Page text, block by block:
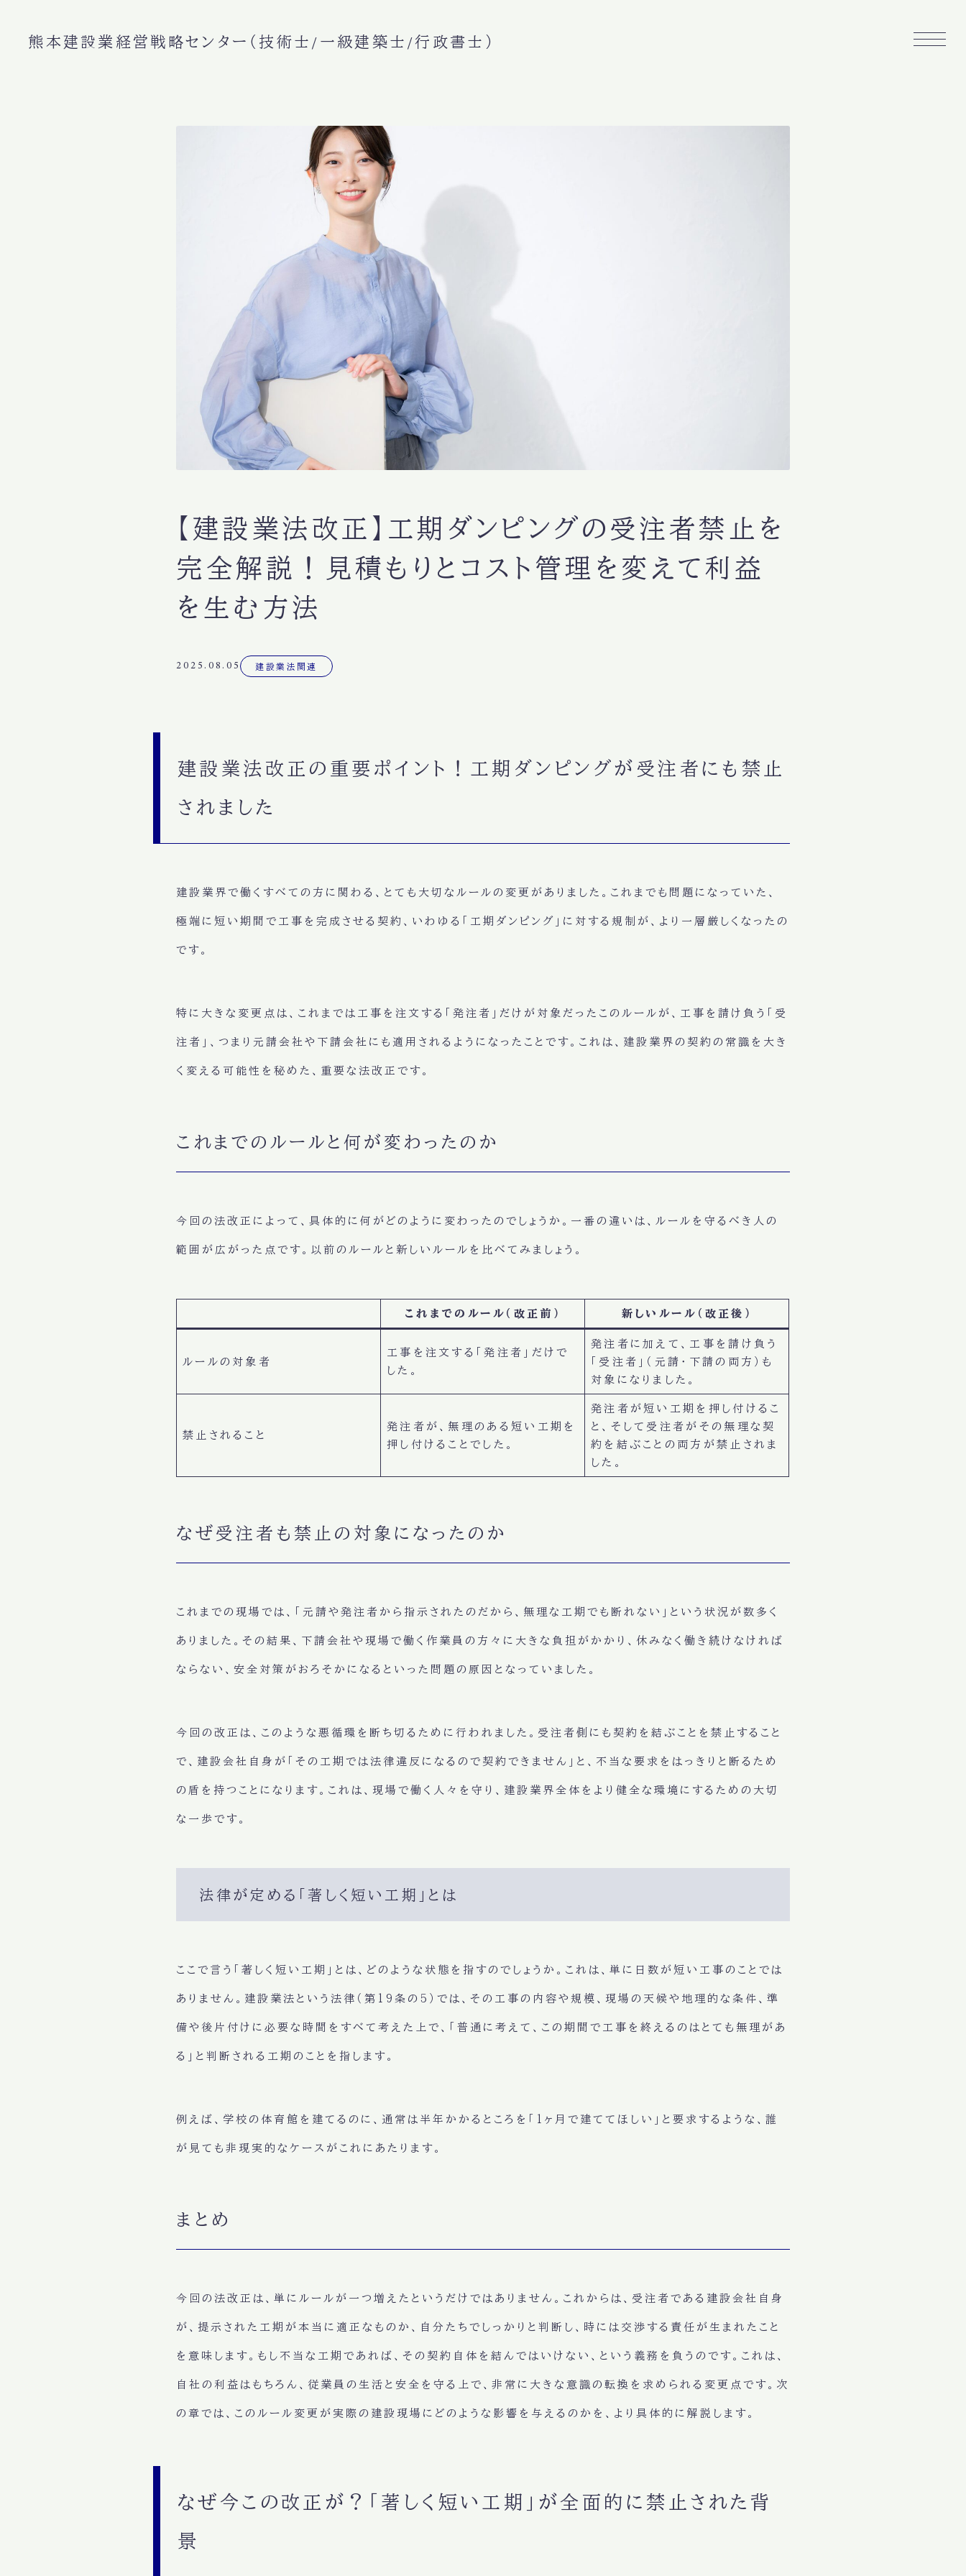
熊本建設業経営戦略センター（技術士/一級建築士/行政書士）
【建設業法改正】工期ダンピングの受注者禁止を
完全解説！見積もりとコスト管理を変えて利益
を生む方法
2025.08.05 建設業法関連
建設業法改正の重要ポイント！工期ダンピングが受注者にも禁止
されました
建設業界で働くすべての方に関わる、とても大切なルールの変更がありました。これまでも問題になっていた、
極端に短い期間で工事を完成させる契約、いわゆる「工期ダンピング」に対する規制が、より一層厳しくなったの
です。
特に大きな変更点は、これまでは工事を注文する「発注者」だけが対象だったこのルールが、工事を請け負う「受
注者」、つまり元請会社や下請会社にも適用されるようになったことです。これは、建設業界の契約の常識を大き
く変える可能性を秘めた、重要な法改正です。
これまでのルールと何が変わったのか
今回の法改正によって、具体的に何がどのように変わったのでしょうか。一番の違いは、ルールを守るべき人の
範囲が広がった点です。以前のルールと新しいルールを比べてみましょう。
これまでのルール（改正前） 新しいルール（改正後）
ルールの対象者
工事を注文する「発注者」だけで
した。
発注者に加えて、工事を請け負う
「受注者」（元請・下請の両方）も
対象になりました。
禁止されること
発注者が、無理のある短い工期を
押し付けることでした。
発注者が短い工期を押し付けるこ
と、そして受注者がその無理な契
約を結ぶことの両方が禁止されま
した。
なぜ受注者も禁止の対象になったのか
これまでの現場では、「元請や発注者から指示されたのだから、無理な工期でも断れない」という状況が数多く
ありました。その結果、下請会社や現場で働く作業員の方々に大きな負担がかかり、休みなく働き続けなければ
ならない、安全対策がおろそかになるといった問題の原因となっていました。
今回の改正は、このような悪循環を断ち切るために行われました。受注者側にも契約を結ぶことを禁止すること
で、建設会社自身が「その工期では法律違反になるので契約できません」と、不当な要求をはっきりと断るため
の盾を持つことになります。これは、現場で働く人々を守り、建設業界全体をより健全な環境にするための大切
な一歩です。
法律が定める「著しく短い工期」とは
ここで言う「著しく短い工期」とは、どのような状態を指すのでしょうか。これは、単に日数が短い工事のことでは
ありません。建設業法という法律（第19条の5）では、その工事の内容や規模、現場の天候や地理的な条件、準
備や後片付けに必要な時間をすべて考えた上で、「普通に考えて、この期間で工事を終えるのはとても無理があ
る」と判断される工期のことを指します。
例えば、学校の体育館を建てるのに、通常は半年かかるところを「1ヶ月で建ててほしい」と要求するような、誰
が見ても非現実的なケースがこれにあたります。
まとめ
今回の法改正は、単にルールが一つ増えたというだけではありません。これからは、受注者である建設会社自身
が、提示された工期が本当に適正なものか、自分たちでしっかりと判断し、時には交渉する責任が生まれたこと
を意味します。もし不当な工期であれば、その契約自体を結んではいけない、という義務を負うのです。これは、
自社の利益はもちろん、従業員の生活と安全を守る上で、非常に大きな意識の転換を求められる変更点です。次
の章では、このルール変更が実際の建設現場にどのような影響を与えるのかを、より具体的に解説します。
なぜ今この改正が？「著しく短い工期」が全面的に禁止された背
景